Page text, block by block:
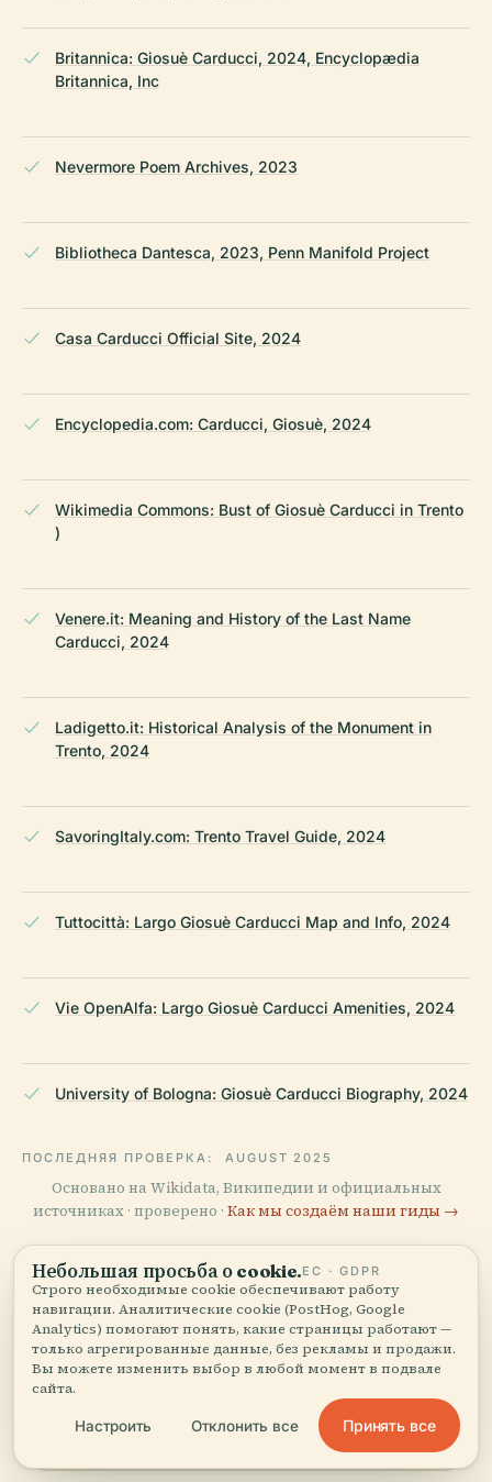
Britannica: Giosuè Carducci, 2024, Encyclopædia
Britannica, Inc
Nevermore Poem Archives, 2023
Bibliotheca Dantesca, 2023, Penn Manifold Project
Casa Carducci Official Site, 2024
Encyclopedia.com: Carducci, Giosuè, 2024
Wikimedia Commons: Bust of Giosuè Carducci in Trento
)
Venere.it: Meaning and History of the Last Name
Carducci, 2024
Ladigetto.it: Historical Analysis of the Monument in
Trento, 2024
SavoringItaly.com: Trento Travel Guide, 2024
Tuttocittà: Largo Giosuè Carducci Map and Info, 2024
Vie OpenAlfa: Largo Giosuè Carducci Amenities, 2024
University of Bologna: Giosuè Carducci Biography, 2024
ПОСЛЕДНЯЯ ПРОВЕРКА: AUGUST 2025
Основано на Wikidata, Википедии и официальных
источниках · проверено · Как мы создаём наши гиды →
Исследуйте
окрестности
Посмотрите Памятник
узнайте, что рядом.
Карта
Небольшая просьба о cookie.ЕС · GDPR
Строго необходимые cookie обеспечивают работу
навигации. Аналитические cookie (PostHog, Google
Analytics) помогают понять, какие страницы работают —
только агрегированные данные, без рекламы и продажи.
Вы можете изменить выбор в любой момент в подвале
сайта.
Настроить Отклонить все Принять все